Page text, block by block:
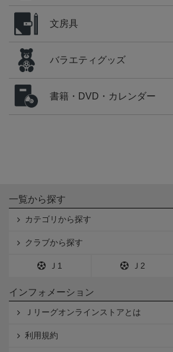
文房具
バラエティグッズ
書籍・DVD・カレンダー
一覧から探す
カテゴリから探す
クラブから探す
Ｊ1 Ｊ2
インフォメーション
Ｊリーグオンラインストアとは
利用規約